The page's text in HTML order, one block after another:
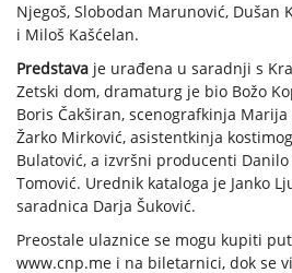
Njegoš, Slobodan Marunović, Dušan
i Miloš Kašćelan.
Predstava je urađena u saradnji s
Zetski dom, dramaturg je bio Božo
Boris Čakširan, scenografkinja
Žarko Mirković, asistentkinja
Bulatović, a izvršni producenti
Tomović. Urednik kataloga je Janko
saradnica Darja Šuković.
Preostale ulaznice se mogu kupiti
www.cnp.me i na biletarnici, dok se